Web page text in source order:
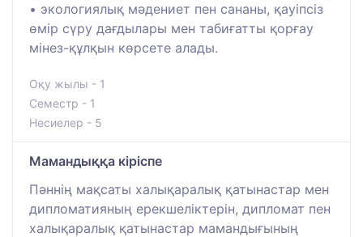
• экологиялық мәдениет пен сананы, қауіпсіз
өмір сүру дағдылары мен табиғатты қорғау
мінез-құлқын көрсете алады.
Оқу жылы - 1
Семестр - 1
Несиелер - 5
Мамандыққа кіріспе
Пәннің мақсаты халықаралық қатынастар мен
дипломатияның ерекшеліктерін, дипломат пен
халықаралық қатынастар мамандығының